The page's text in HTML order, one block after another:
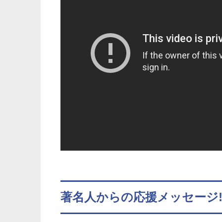
著名人からの応援メッセージ!